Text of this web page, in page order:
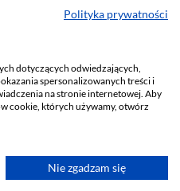
Polityka prywatności
dotyczących odwiedzających,
spersonalizowanych treści i
na stronie internetowej. Aby
cookie, których używamy, otwórz
Nie zgadzam się
86